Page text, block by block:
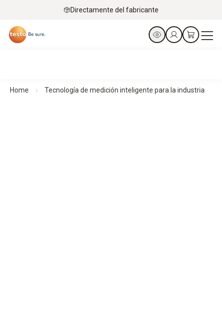
Directamente del fabricante
Home Tecnología de medición inteligente para la industria